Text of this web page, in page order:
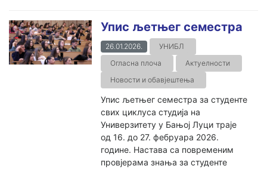
Упис љетњег семестра
26.01.2026.
УНИБЛ
Огласна плоча
Актуелности
Новости и обавјештења
Упис љетњег семестра за студенте
свих циклуса студија на
Универзитету у Бањој Луци траје
од 16. до 27. фебруара 2026.
године. Настава са повременим
провјерама знања за студенте